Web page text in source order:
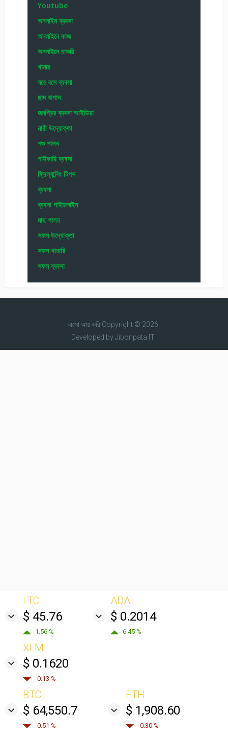
Youtube
অনলাইন ব্যবসা
অনলাইনে কাজ
অনলাইনে চাকরি
খামার
ঘরে বসে ব্যবসা
ছাদ বাগান
জনপ্রিয় ব্যবসা আইডিয়া
নারী উদ্যোক্তা
পশু পালন
পাইকারি ব্যবসা
ফ্রিল্যান্সিং টিপস
ব্যবসা
ব্যবসা গাইডলাইন
মাছ পালন
সফল উদ্যোক্তা
সফল খামারি
সফল ব্যবসা
এসো আয় করিCopyright © 2026.
Developed byJibonpata IT
LTC
$ 45.76
1.56 %
ADA
$ 0.2014
6.45 %
XLM
$ 0.1620
-0.13 %
BTC
$ 64,550.7
-0.51 %
ETH
$ 1,908.60
-0.30 %